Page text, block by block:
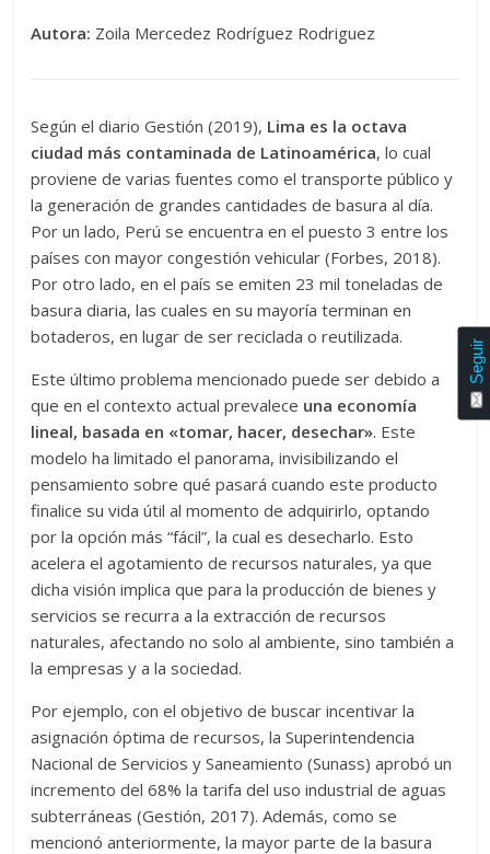
Autora: Zoila Mercedez Rodríguez Rodriguez
Según el diario Gestión (2019), Lima es la octava
ciudad más contaminada de Latinoamérica, lo cual
proviene de varias fuentes como el transporte público y
la generación de grandes cantidades de basura al día.
Por un lado, Perú se encuentra en el puesto 3 entre los
países con mayor congestión vehicular (Forbes, 2018).
Por otro lado, en el país se emiten 23 mil toneladas de
basura diaria, las cuales en su mayoría terminan en
botaderos, en lugar de ser reciclada o reutilizada.
Este último problema mencionado puede ser debido a
que en el contexto actual prevalece una economía
lineal, basada en «tomar, hacer, desechar». Este
modelo ha limitado el panorama, invisibilizando el
pensamiento sobre qué pasará cuando este producto
finalice su vida útil al momento de adquirirlo, optando
por la opción más “fácil”, la cual es desecharlo. Esto
acelera el agotamiento de recursos naturales, ya que
dicha visión implica que para la producción de bienes y
servicios se recurra a la extracción de recursos
naturales, afectando no solo al ambiente, sino también a
la empresas y a la sociedad.
Por ejemplo, con el objetivo de buscar incentivar la
asignación óptima de recursos, la Superintendencia
Nacional de Servicios y Saneamiento (Sunass) aprobó un
incremento del 68% la tarifa del uso industrial de aguas
subterráneas (Gestión, 2017). Además, como se
mencionó anteriormente, la mayor parte de la basura
Seguir